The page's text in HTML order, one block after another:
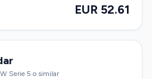
EUR 52.61
Serie 5 o similar